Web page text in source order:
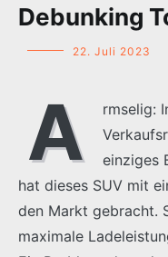
Debunking
22. Juli 2023
A
rmselig:
einziges
hat dieses SUV mit
den Markt gebracht.
maximale